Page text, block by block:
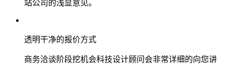
站公司的浅显意见。
透明干净的报价方式
商务洽谈阶段挖机会科技设计顾问会非常详细的向您讲